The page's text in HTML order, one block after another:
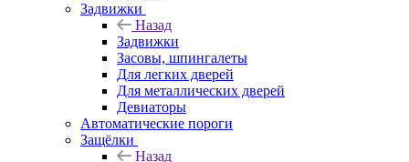
Задвижки
Назад
Задвижки
Засовы, шпингалеты
Для легких дверей
Для металлических дверей
Девиаторы
Автоматические пороги
Защёлки
Назад